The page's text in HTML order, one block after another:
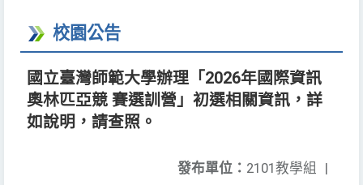
校園公告
國立臺灣師範大學辦理「2026年國際資訊
奧林匹亞競 賽選訓營」初選相關資訊，詳
如說明，請查照。
發布單位： 2101教學組 |